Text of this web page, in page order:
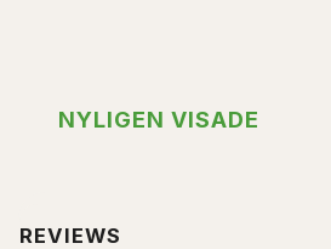
NYLIGEN VISADE
REVIEWS